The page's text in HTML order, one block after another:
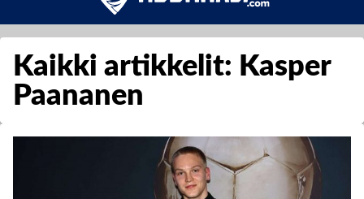
Kaikki artikkelit: Kasper
Paananen